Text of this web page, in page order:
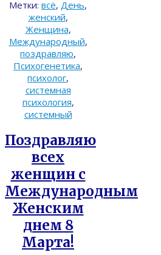
Метки: всё, День,
женский,
Женщина,
Международный,
поздравляю,
Психогенетика,
психолог,
системная
психология,
системный
Поздравляю
всех
женщин с
Международным
Женским
днем 8
Марта!